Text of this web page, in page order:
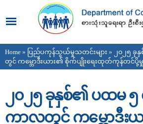
main
content
You are here
Home » ပြည်ပကုန်သွယ်မှုသတင်းများ » ၂၀၂၅
တွင် ကမ္ဘောဒီးယား၏ စိုက်ပျိုးရေးထုတ်ကုန်တင်ပို့
၂၀၂၅ ခုနှစ်၏ ပထမ
ကာလတွင် ကမ္ဘောဒီး